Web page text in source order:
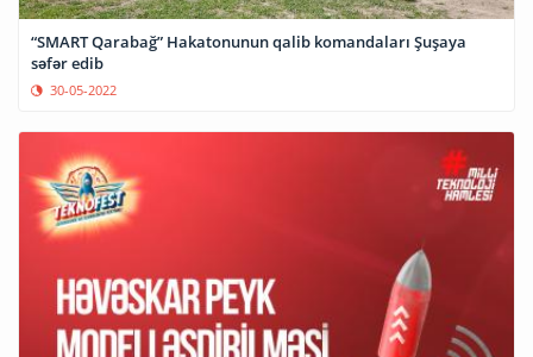
“SMART Qarabağ” Hakatonunun qalib komandaları Şuşaya
səfər edib
30-05-2022